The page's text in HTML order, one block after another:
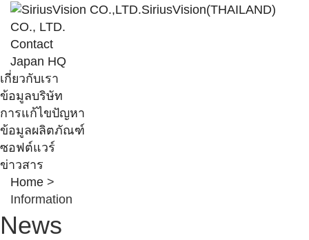
SiriusVision(THAILAND)
CO., LTD.
Contact
Japan HQ
เกี่ยวกับเรา
ข้อมูลบริษัท
การแก้ไขปัญหา
ข้อมูลผลิตภัณฑ์
ซอฟต์แวร์
ข่าวสาร
Home>
Information
News